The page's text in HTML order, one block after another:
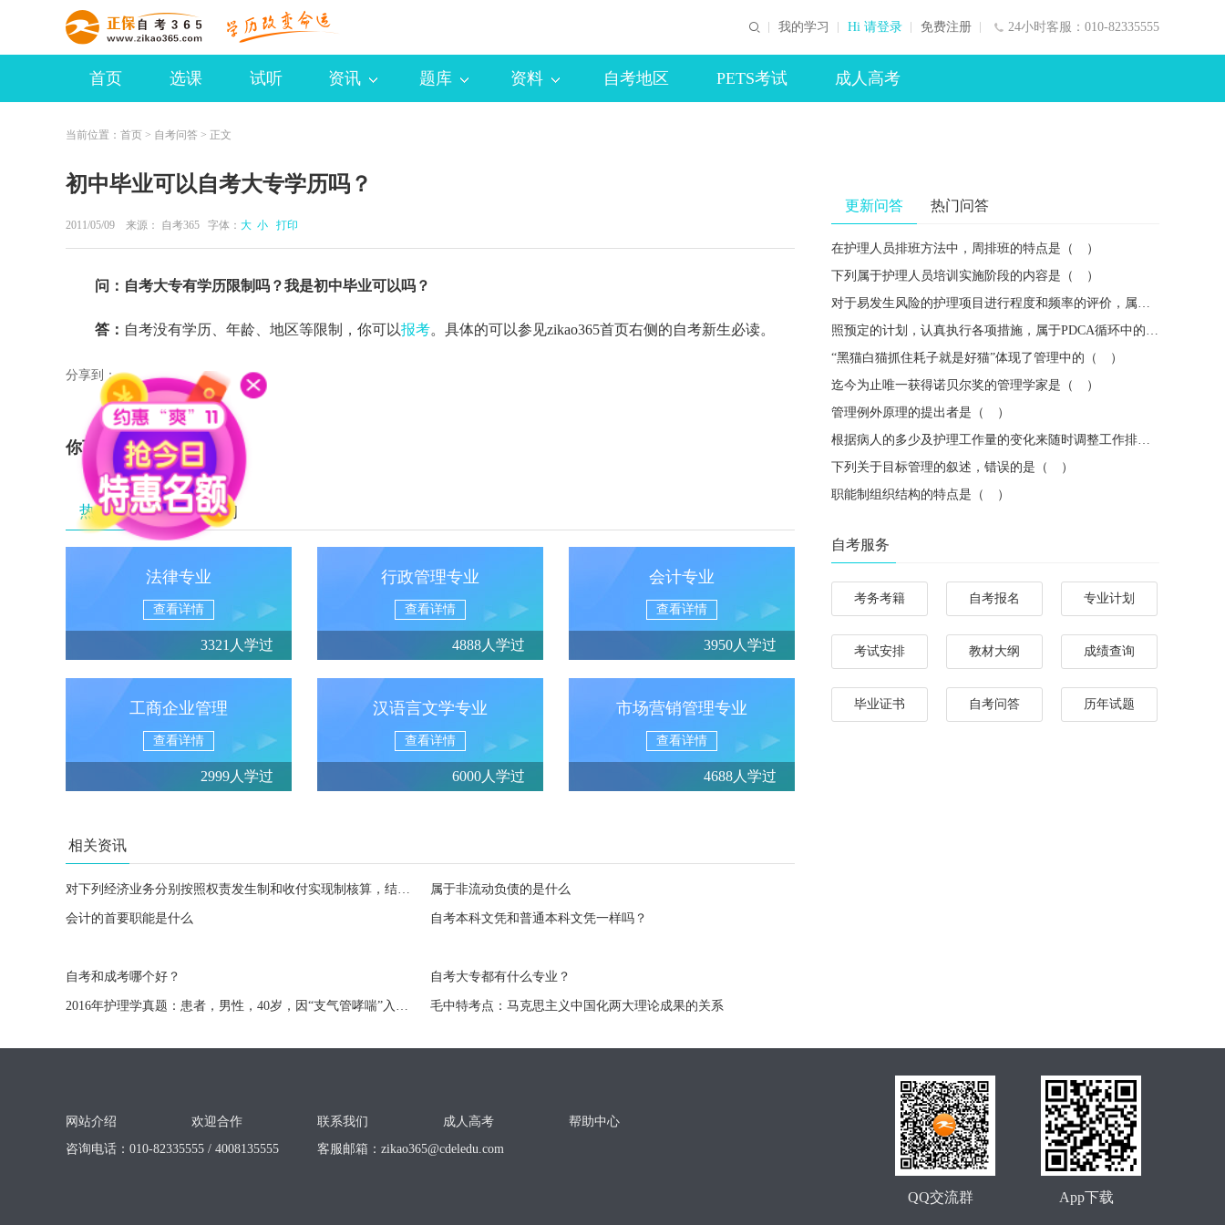
24小时客服：010-82335555
我的学习 Hi 请登录 免费注册
首页 选课 试听 资讯 题库 资料 自考地区 PETS考试 成人高考
当前位置： 首页 > 自考问答 > 正文
初中毕业可以自考大专学历吗？
2011/05/09 来源： 自考365 字体： 大 小 打印
问：自考大专有学历限制吗？我是初中毕业可以吗？
答： 自考没有学历、年龄、地区等限制，你可以报考。具体的可以参见zikao365首页右侧的自考新生必读。
分享到：
你可能喜欢
热门专业 报名咨询
法律专业
查看详情
3321人学过
行政管理专业
查看详情
4888人学过
会计专业
查看详情
3950人学过
工商企业管理
查看详情
2999人学过
汉语言文学专业
查看详情
6000人学过
市场营销管理专业
查看详情
4688人学过
相关资讯
对下列经济业务分别按照权责发生制和收付实现制核算，结果相同的是什么 属于非流动负债的是什么
会计的首要职能是什么 自考本科文凭和普通本科文凭一样吗？
自考和成考哪个好？ 自考大专都有什么专业？
2016年护理学真题：患者，男性，40岁，因“支气管哮喘”入院，经治疗后好转出院。责任护士指导患者在哮喘急性轻度发作时，控制发作正确的措施是 毛中特考点：马克思主义中国化两大理论成果的关系
更新问答 热门问答
在护理人员排班方法中，周排班的特点是（ ）
下列属于护理人员培训实施阶段的内容是（ ）
对于易发生风险的护理项目进行程度和频率的评价，属于风险管理的（ ）
照预定的计划，认真执行各项措施，属于PDCA循环中的（ ）
“黑猫白猫抓住耗子就是好猫”体现了管理中的（ ）
迄今为止唯一获得诺贝尔奖的管理学家是（ ）
管理例外原理的提出者是（ ）
根据病人的多少及护理工作量的变化来随时调整工作排班，体现了管理中的（ ）
下列关于目标管理的叙述，错误的是（ ）
职能制组织结构的特点是（ ）
自考服务
考务考籍 自考报名 专业计划
考试安排 教材大纲 成绩查询
毕业证书 自考问答 历年试题
网站介绍 欢迎合作 联系我们 成人高考
帮助中心
咨询电话：010-82335555 / 4008135555
客服邮箱： zikao365@cdeledu.com
App下载
QQ交流群